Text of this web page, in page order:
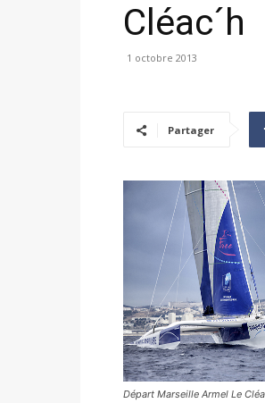
Cléac´h
1 octobre 2013
Partager
Départ Marseille Armel Le